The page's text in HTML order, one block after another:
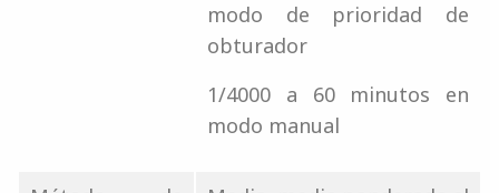
modo de prioridad de
obturador
1/4000 a 60 minutos en
modo manual